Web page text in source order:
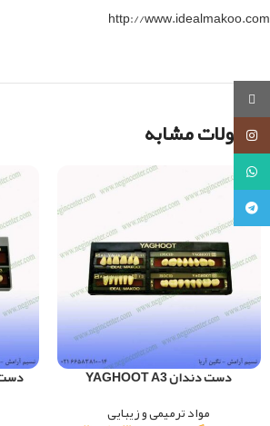
http://www.idealmakoo.com
محصولات مشابه
دست دندان YAGHOOT A3
مواد ترمیمی و زیبایی
اینستاگرام
واتساپ